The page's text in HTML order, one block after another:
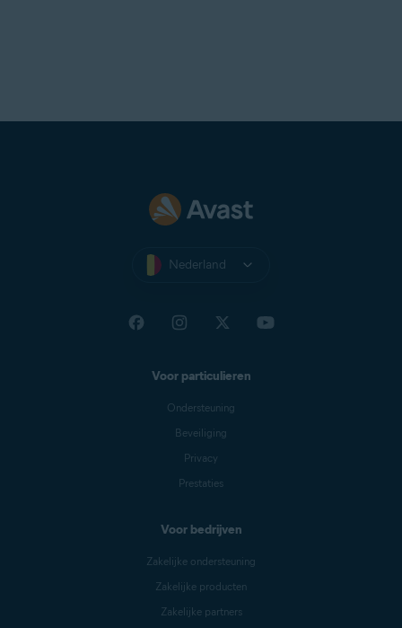
Nederland
Voor particulieren
Ondersteuning
Beveiliging
Privacy
Prestaties
Voor bedrijven
Zakelijke ondersteuning
Zakelijke producten
Zakelijke partners